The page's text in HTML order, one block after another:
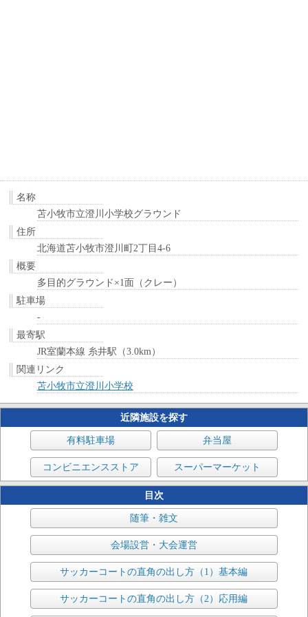
名称
苫小牧市立澄川小学校グラウンド
住所
北海道苫小牧市澄川町2丁目4-6
概要
多目的グラウンド×1面（クレー）
駐車場
-
最寄駅
JR室蘭本線 糸井駅（3.0km）
関連リンク
苫小牧市立澄川小学校
近隣施設を探す
有料駐車場 弁当屋
コンビニエンスストア スーパーマーケット
目次
随筆・雑文
会場設営・大会運営
サッカーコートの直角の出し方（1）基本編
サッカーコートの直角の出し方（2）応用編